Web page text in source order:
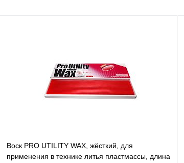
Воск PRO UTILITY WAX, жёсткий, для
применения в технике литья пластмассы, длина